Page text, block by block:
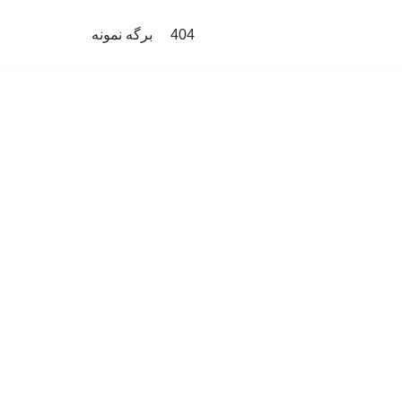
404 برگه نمونه